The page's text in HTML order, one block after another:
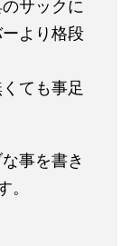
サックに
より格段
ても事足
事を書き
。